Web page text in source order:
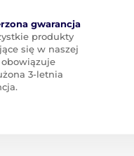
gwarancja
produkty
się w naszej
3-letnia